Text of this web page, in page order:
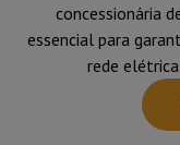
concessionária
essencial para
rede